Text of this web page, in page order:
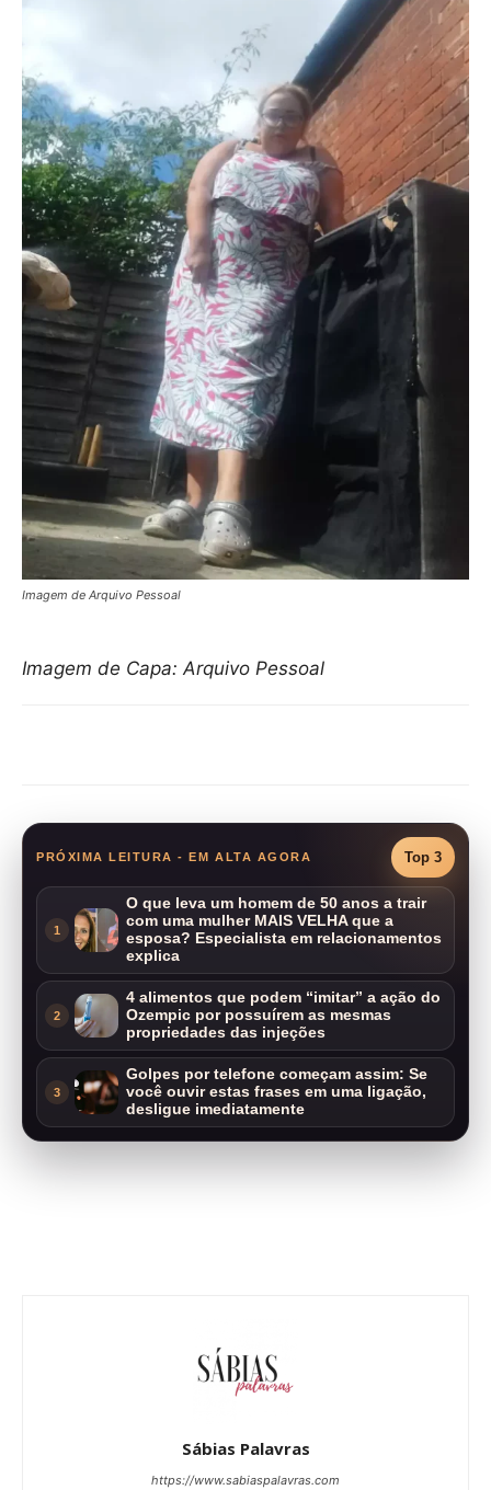
Imagem de Arquivo Pessoal
Imagem de Capa: Arquivo Pessoal
PRÓXIMA LEITURA - EM ALTA AGORA Top 3
1
O que leva um homem de 50 anos a trair
com uma mulher MAIS VELHA que a
esposa? Especialista em relacionamentos
explica
2
4 alimentos que podem “imitar” a ação do
Ozempic por possuírem as mesmas
propriedades das injeções
3
Golpes por telefone começam assim: Se
você ouvir estas frases em uma ligação,
desligue imediatamente
Sábias Palavras
https://www.sabiaspalavras.com